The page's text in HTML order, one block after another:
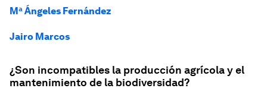
Mª Ángeles Fernández
Jairo Marcos
¿Son incompatibles la producción agrícola y el
mantenimiento de la biodiversidad?